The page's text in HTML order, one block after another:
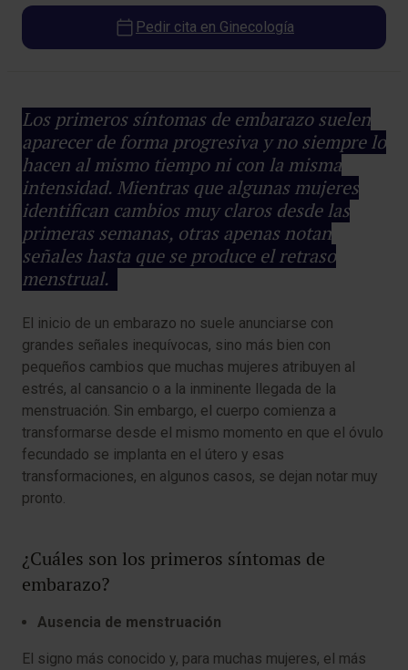
Los primeros síntomas de embarazo suelen
aparecer de forma progresiva y no siempre lo
hacen al mismo tiempo ni con la misma
intensidad. Mientras que algunas mujeres
identifican cambios muy claros desde las
primeras semanas, otras apenas notan
señales hasta que se produce el retraso
menstrual.
El inicio de un embarazo no suele anunciarse con
grandes señales inequívocas, sino más bien con
pequeños cambios que muchas mujeres atribuyen al
estrés, al cansancio o a la inminente llegada de la
menstruación. Sin embargo, el cuerpo comienza a
transformarse desde el mismo momento en que el óvulo
fecundado se implanta en el útero y esas
transformaciones, en algunos casos, se dejan notar muy
pronto.
¿Cuáles son los primeros síntomas de
embarazo?
Ausencia de menstruación
El signo más conocido y, para muchas mujeres, el más
Pedir cita en Ginecología